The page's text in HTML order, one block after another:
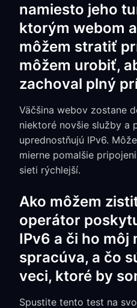
namiesto jeho
ktorým webom
môžem stratiť
môžem urobiť,
zachoval plný
Väčšina webov zostane
niektoré novšie služby a
uprednostňujú IPv6.
mierne pomalšie
sieti rýchlejší.
Ako môžem
operátor
IPv6 a či ho môj
spracúva, a čo
veci, ktoré by
Spustite tento test na